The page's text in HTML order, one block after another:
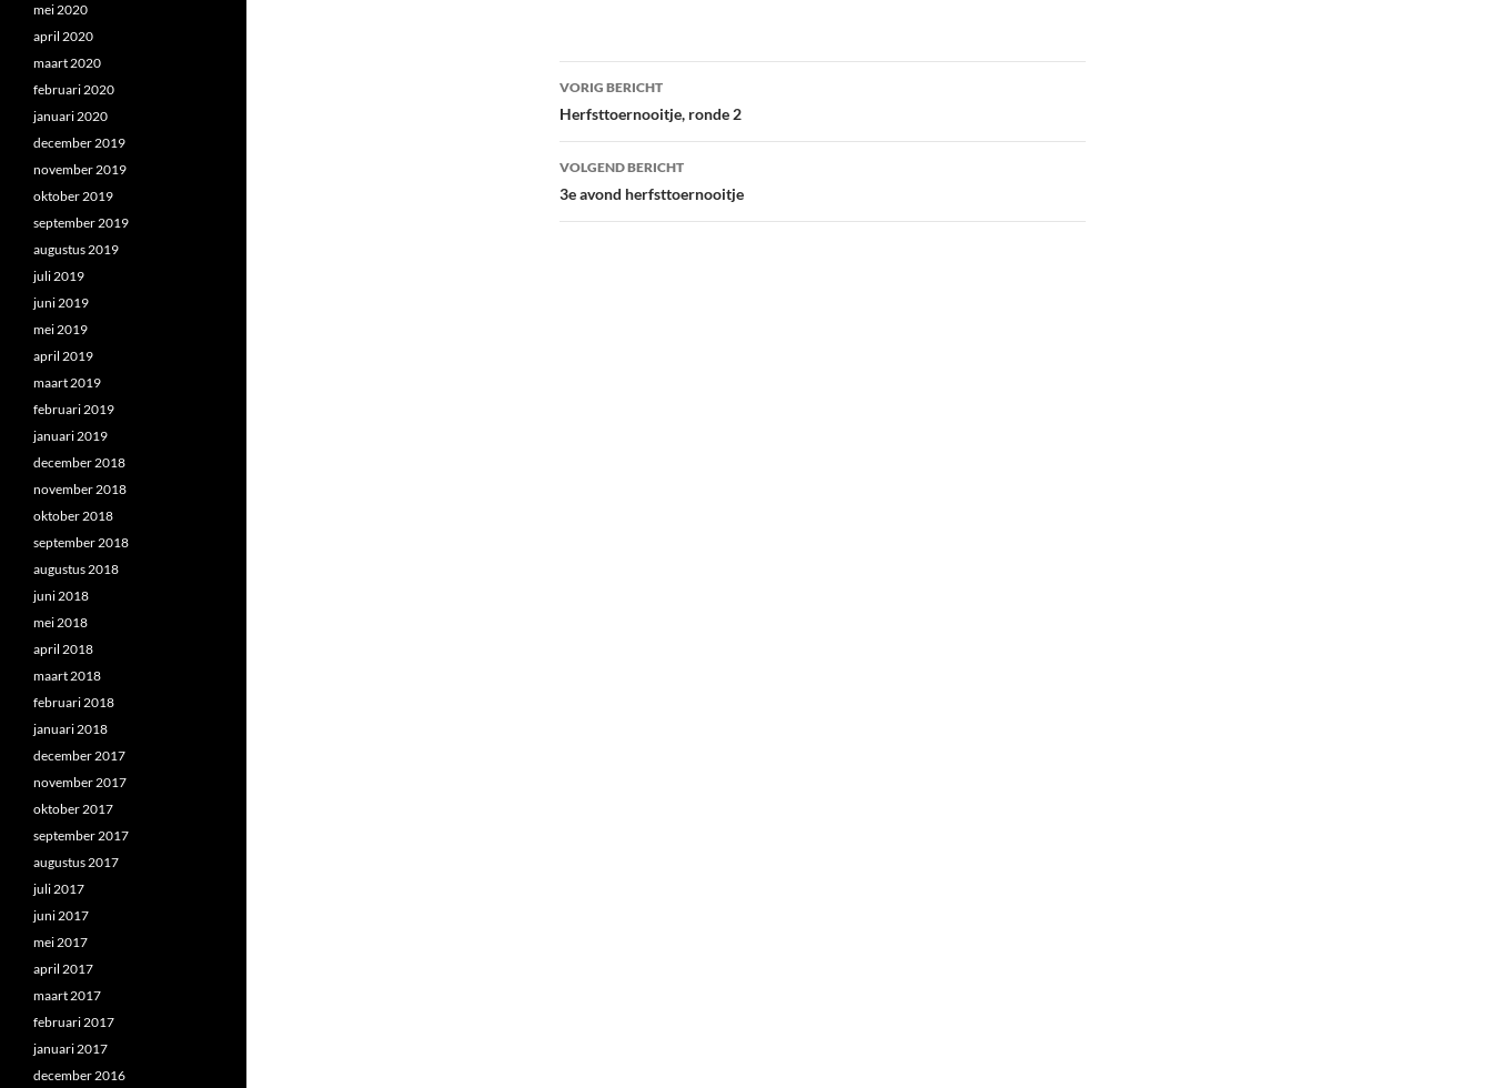
Bericht
navigatie
VORIG BERICHT
Herfsttoernooitje, ronde 2
VOLGEND BERICHT
3e avond herfsttoernooitje
mei 2020
april 2020
maart 2020
februari 2020
januari 2020
december 2019
november 2019
oktober 2019
september 2019
augustus 2019
juli 2019
juni 2019
mei 2019
april 2019
maart 2019
februari 2019
januari 2019
december 2018
november 2018
oktober 2018
september 2018
augustus 2018
juni 2018
mei 2018
april 2018
maart 2018
februari 2018
januari 2018
december 2017
november 2017
oktober 2017
september 2017
augustus 2017
juli 2017
juni 2017
mei 2017
april 2017
maart 2017
februari 2017
januari 2017
december 2016